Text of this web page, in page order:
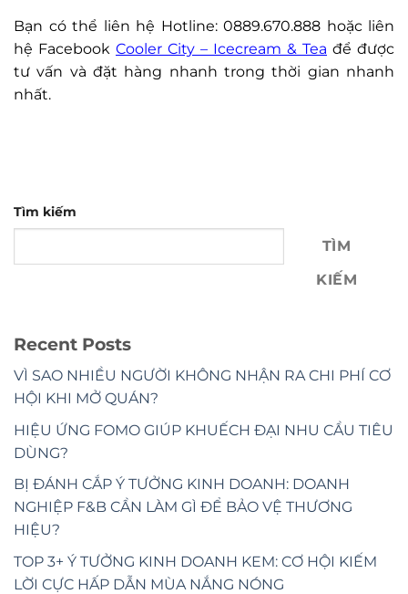
Bạn có thể liên hệ Hotline: 0889.670.888 hoặc liên
hệ Facebook Cooler City – Icecream & Tea để được
tư vấn và đặt hàng nhanh trong thời gian nhanh
nhất.
Tìm kiếm
TÌM
KIẾM
Recent Posts
VÌ SAO NHIỀU NGƯỜI KHÔNG NHẬN RA CHI PHÍ CƠ
HỘI KHI MỞ QUÁN?
HIỆU ỨNG FOMO GIÚP KHUẾCH ĐẠI NHU CẦU TIÊU
DÙNG?
BỊ ĐÁNH CẮP Ý TƯỞNG KINH DOANH: DOANH
NGHIỆP F&B CẦN LÀM GÌ ĐỂ BẢO VỆ THƯƠNG
HIỆU?
TOP 3+ Ý TƯỞNG KINH DOANH KEM: CƠ HỘI KIẾM
LỜI CỰC HẤP DẪN MÙA NẮNG NÓNG